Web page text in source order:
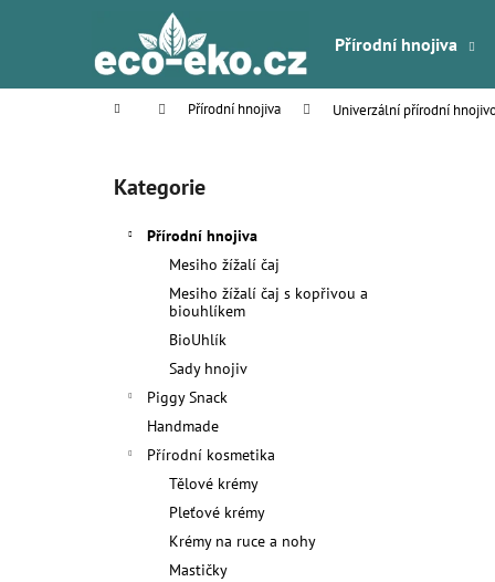
Přírodní hnojiva
Domů Přírodní hnojiva Univerzální přírodní
Přeskočit
kategorie
Kategorie
Přírodní hnojiva
Mesiho žížalí čaj
Mesiho žížalí čaj s kopřivou a
biouhlíkem
BioUhlík
Sady hnojiv
Piggy Snack
Handmade
Přírodní kosmetika
Tělové krémy
Pleťové krémy
Krémy na ruce a nohy
Mastičky
í
Zpět
do
Zpět
do
UNIVERZÁLNÍ PŘÍRODNÍ HNOJIVO 10
LITRŮ - MESIHO ŽÍŽALÍ ČAJ | HNOJIVO
1 391,50 Kč